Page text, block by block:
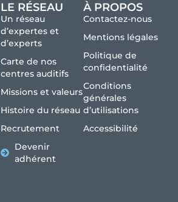
LE RÉSEAU
Un réseau
d’expertes et
d’experts
Carte de nos
centres auditifs
Missions et valeurs
Histoire du réseau
Recrutement
Devenir
adhérent
À PROPOS
Contactez-nous
Mentions légales
Politique de
confidentialité
Conditions
générales
d’utilisations
Accessibilité